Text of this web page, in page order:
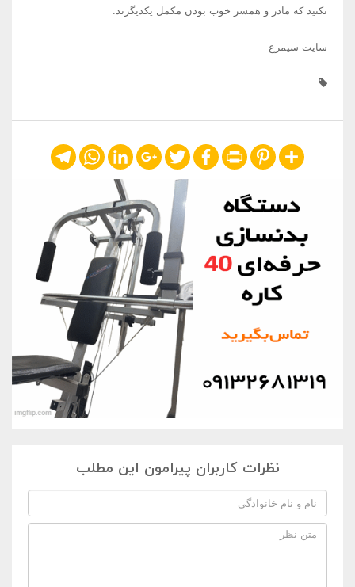
نکنید که مادر و همسر خوب بودن مکمل یکدیگرند.
سایت سیمرغ
Share
Pinterest
Print
Facebook
Twitter
Google+
LinkedIn
WhatsApp
Telegram
نظرات کاربران پیرامون این مطلب